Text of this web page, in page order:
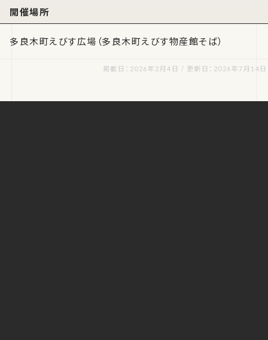
開催場所
多良木町えびす広場（多良木町えびす物産館そば）
掲載日：2026年2月4日 / 更新日：2026年7月14日